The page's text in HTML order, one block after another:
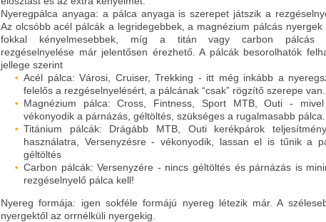
Nyeregpálca anyaga: a pálca anyaga is szerepet játszik a
Az olcsóbb acél pálcák a legridegebbek, a magnézium pálcás nyergek
fokkal kényelmesebbek, míg a titán vagy carbon pálcás
rezgéselnyelése már jelentősen érezhető. A pálcák besorolhatók
jellege szerint
Acél pálca: Városi, Cruiser, Trekking - itt még inkább a
felelős a rezgéselnyelésért, a pálcának “csak” rögzítő szerepe van.
Magnézium pálca: Cross, Fintness, Sport MTB, Outi -
vékonyodik a párnázás, géltöltés, szükséges a rugalmasabb pálca.
Titánium pálcák: Drágább MTB, Outi kerékpárok
használatra, Versenyzésre - vékonyodik, lassan el is tűnik a
géltöltés
Carbon pálcák: Versenyzére - nincs géltöltés és párnázás is
rezgéselnyelő pálca kell!
Nyereg formája: igen sokféle formájú nyereg létezik már. A
nyergektől az orrnélküli nyergekig.